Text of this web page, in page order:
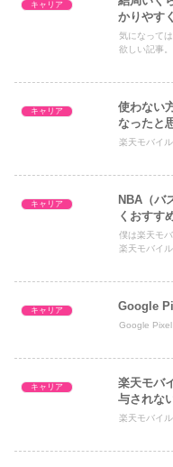
キャリア
かりやす
気になって
欲しい記事。
キャリア
使わない
なったと
楽天モバイ
キャリア
NBA（バ
くおすす
僕は楽天モ
楽天モバイ
キャリア Google
Google Pixel
キャリア
楽天モバ
与されな
楽天モバイ